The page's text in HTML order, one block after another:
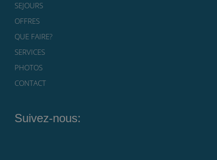
SEJOURS
OFFRES
QUE FAIRE?
SERVICES
PHOTOS
CONTACT
Suivez-nous: